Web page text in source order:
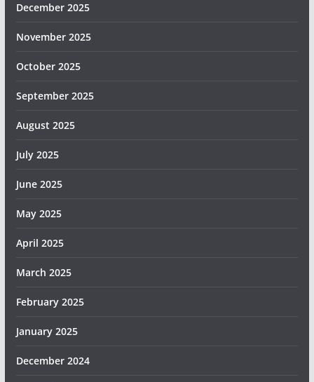
December 2025
November 2025
October 2025
September 2025
August 2025
July 2025
June 2025
May 2025
April 2025
March 2025
February 2025
January 2025
December 2024